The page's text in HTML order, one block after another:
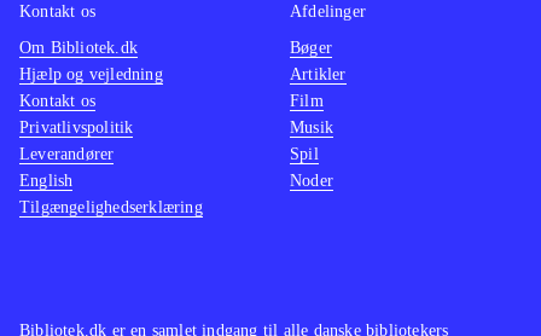
Bibliotek.dk er en samlet indgang til alle danske bibliotekers
Kontakt os
Om Bibliotek.dk
Hjælp og vejledning
Kontakt os
Privatlivspolitik
Leverandører
English
Tilgængelighedserklæring
Afdelinger
Bøger
Artikler
Film
Musik
Spil
Noder